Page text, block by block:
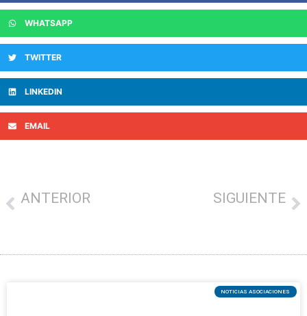
WHATSAPP
TWITTER
LINKEDIN
EMAIL
ANTERIOR SIGUIENTE
NOTICIAS ASOCIACIONES